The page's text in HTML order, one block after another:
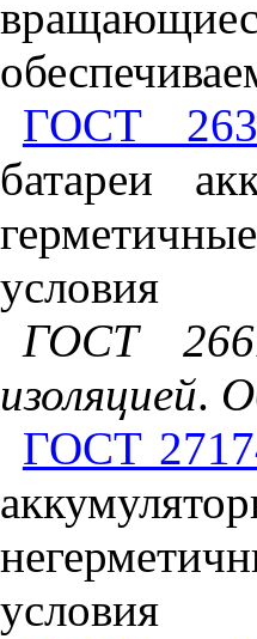
ГОСТ
батареи
условия
ГОСТ
изоляцией.
ГОСТ
условия